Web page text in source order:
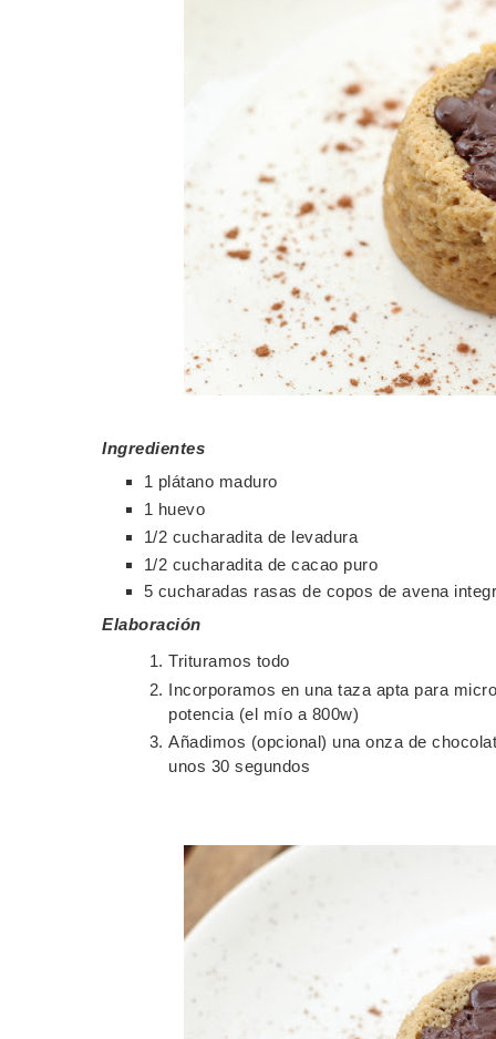
Ingredientes
1 plátano maduro
1 huevo
1/2 cucharadita de levadura
1/2 cucharadita de cacao puro
5 cucharadas rasas de copos de avena
Elaboración
Trituramos todo
Incorporamos en una taza apta para
potencia (el mío a 800w)
Añadimos (opcional) una onza de
unos 30 segundos